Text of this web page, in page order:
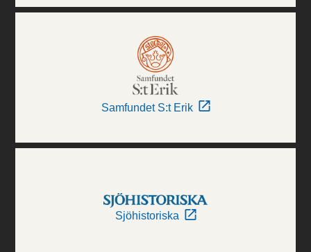
Samfundet S:t Erik
Sjöhistoriska